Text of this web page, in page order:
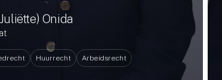
Onida
Huurrecht Arbeidsrecht